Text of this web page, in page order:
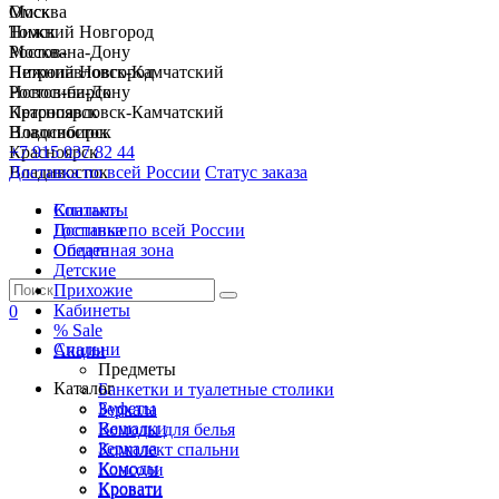
Москва
Нижний Новгород
Ростов-на-Дону
Петропавловск-Камчатский
Новосибирск
Красноярск
Владивосток
+7 915 037 82 44
Доставка по всей России Статус заказа
Спальни
Гостиные
Обеденная зона
Детские
Прихожие
Кабинеты
% Sale
Акции
Каталог
Буфеты
Вешалки
Зеркала
Комоды
Кровати
Омск
Томск
Москва
Нижний Новгород
Ростов-на-Дону
Петропавловск-Камчатский
Новосибирск
Красноярск
Владивосток
Контакты
Доставка по всей России
Оплата
0
Спальни
Предметы
Банкетки и туалетные столики
Зеркала
Комоды для белья
Комплект спальни
Консоли
Кровати